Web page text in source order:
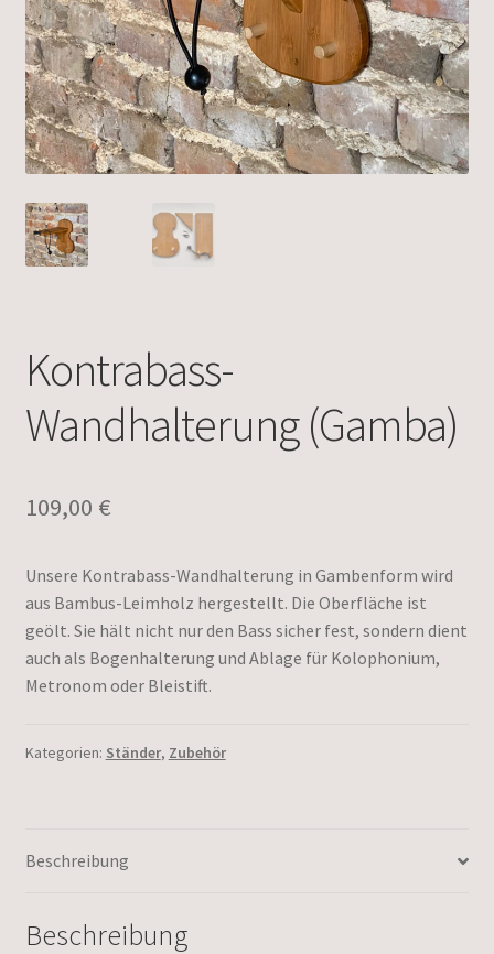
Kontrabass-
Wandhalterung (Gamba)
109,00 €
Unsere Kontrabass-Wandhalterung in Gambenform wird
aus Bambus-Leimholz hergestellt. Die Oberfläche ist
geölt. Sie hält nicht nur den Bass sicher fest, sondern dient
auch als Bogenhalterung und Ablage für Kolophonium,
Metronom oder Bleistift.
Kategorien: Ständer, Zubehör
Beschreibung
Beschreibung